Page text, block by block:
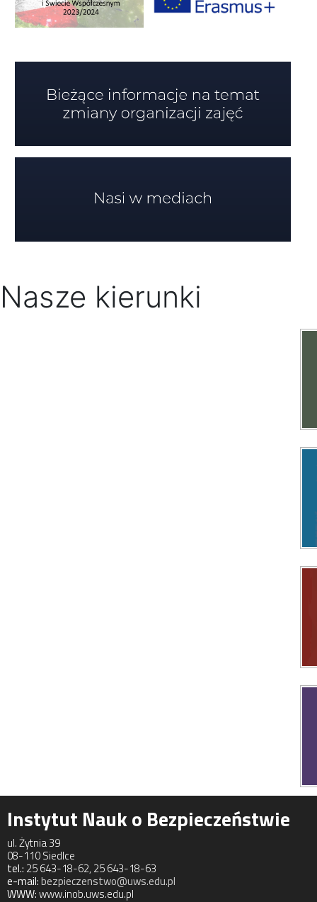
Nasze kierunki
Instytut Nauk o Bezpieczeństwie
ul. Żytnia 39
08-110 Siedlce
tel.: 25 643-18-62, 25 643-18-63
e-mail:bezpieczenstwo@uws.edu.pl
WWW:www.inob.uws.edu.pl